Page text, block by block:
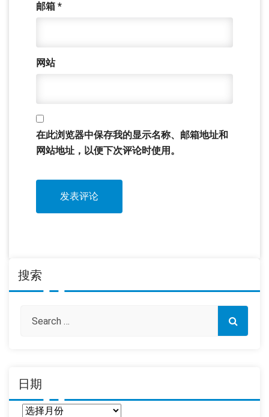
邮箱 *
网站
在此浏览器中保存我的显示名称、邮箱地址和
网站地址，以便下次评论时使用。
搜索
日期